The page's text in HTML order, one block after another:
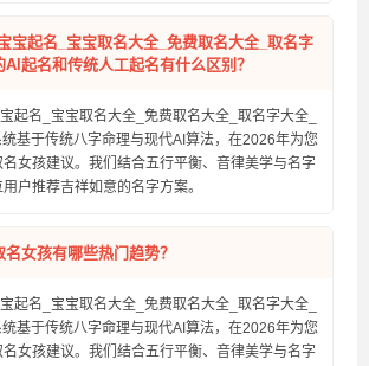
宝起名_宝宝取名大全_免费取名大全_取名字
起名和传统人工起名有什么区别？
起名_宝宝取名大全_免费取名大全_取名字大全_
基于传统八字命理与现代AI算法，在2026年为您
女孩建议。我们结合五行平衡、音律美学与名字
户推荐吉祥如意的名字方案。
女孩有哪些热门趋势？
起名_宝宝取名大全_免费取名大全_取名字大全_
基于传统八字命理与现代AI算法，在2026年为您
女孩建议。我们结合五行平衡、音律美学与名字